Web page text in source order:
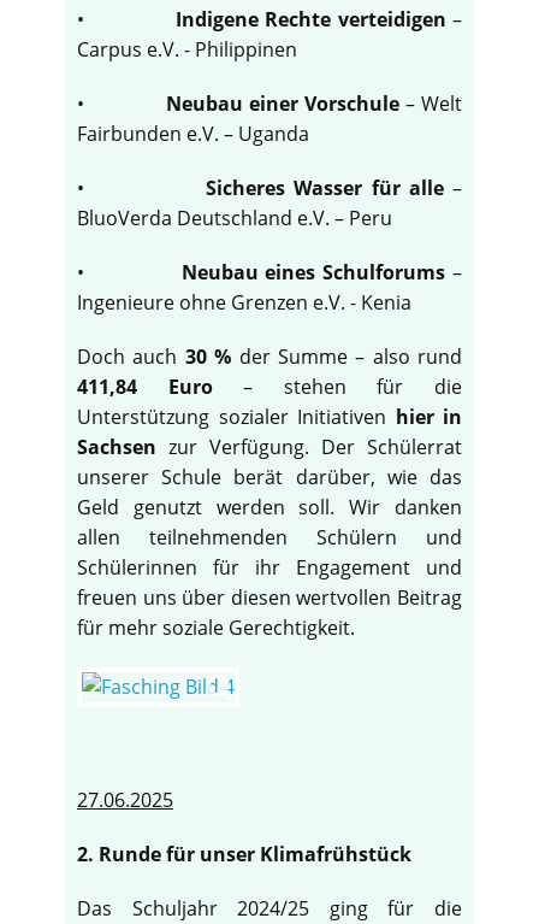
• Indigene Rechte verteidigen –
Carpus e.V. - Philippinen
• Neubau einer Vorschule – Welt
Fairbunden e.V. – Uganda
•Sicheres Wasser für alle–
BluoVerda Deutschland e.V. – Peru
• Neubau eines Schulforums –
Ingenieure ohne Grenzen e.V. - Kenia
Doch auch 30 % der Summe – also rund
411,84 Euro– stehen für die
Unterstützung sozialer Initiativen hier in
Sachsen zur Verfügung. Der Schülerrat
unserer Schule berät darüber, wie das
Geld genutzt werden soll. Wir danken
allen teilnehmenden Schülern und
Schülerinnen für ihr Engagement und
freuen uns über diesen wertvollen Beitrag
für mehr soziale Gerechtigkeit.
27.06.2025
2. Runde für unser Klimafrühstück
Das Schuljahr 2024/25 ging für die